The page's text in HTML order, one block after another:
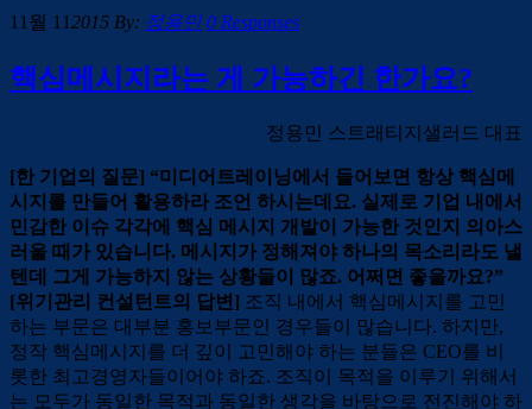
11월 112015 By: 정용민 0 Responses
핵심메시지라는 게 가능하긴 한가요?
정용민 스트래티지샐러드 대표
[한 기업의 질문] “미디어트레이닝에서 들어보면 항상 핵심메
시지를 만들어 활용하라 조언 하시는데요. 실제로 기업 내에서
민감한 이슈 각각에 핵심 메시지 개발이 가능한 것인지 의아스
러울 때가 있습니다. 메시지가 정해져야 하나의 목소리라도 낼
텐데 그게 가능하지 않는 상황들이 많죠. 어쩌면 좋을까요?”
[위기관리 컨설턴트의 답변] 조직 내에서 핵심메시지를 고민
하는 부문은 대부분 홍보부문인 경우들이 많습니다. 하지만,
정작 핵심메시지를 더 깊이 고민해야 하는 분들은 CEO를 비
롯한 최고경영자들이어야 하죠. 조직이 목적을 이루기 위해서
는 모두가 동일한 목적과 동일한 생각을 바탕으로 전진해야 하